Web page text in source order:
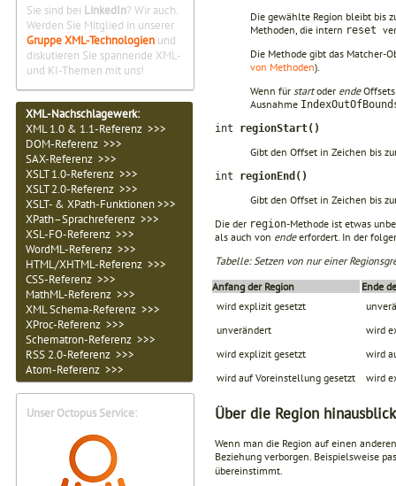
Sie sind bei LinkedIn? Wir auch.
Werden Sie Mitglied in unserer
Gruppe XML-Technologien und
diskutieren Sie spannende XML-
und KI-Themen mit uns!
XML-Nachschlagewerk:
XML 1.0 & 1.1-Referenz >>>
DOM-Referenz >>>
SAX-Referenz >>>
XSLT 1.0-Referenz >>>
XSLT 2.0-Referenz >>>
XSLT- & XPath-Funktionen >>>
XPath–Sprachreferenz >>>
XSL-FO-Referenz >>>
WordML-Referenz >>>
HTML/XHTML-Referenz >>>
CSS-Referenz >>>
MathML-Referenz >>>
XML Schema-Referenz >>>
XProc-Referenz >>>
Schematron-Referenz >>>
RSS 2.0-Referenz >>>
Atom-Referenz >>>
Unser Octopus Service:
Die gewählte Region bleibt bis
Methoden, die intern reset
Die Methode gibt das Matcher-
von Methoden).
Wenn für startoder endeOffsets
Ausnahme
int regionStart()
Gibt den Offset in Zeichen bis
int regionEnd()
Gibt den Offset in Zeichen bis
Die der region-Methode ist etwas
als auch von endeerfordert. In der
Tabelle: Setzen von nur einer
Anfang der Region
Ende
wird explizit gesetzt
unverändert
wird
wird explizit gesetzt
wird
wird auf Voreinstellung gesetzt
wird
Über die Region
Wenn man die Region auf einen
Beziehung verborgen. Beispielsweise
übereinstimmt.